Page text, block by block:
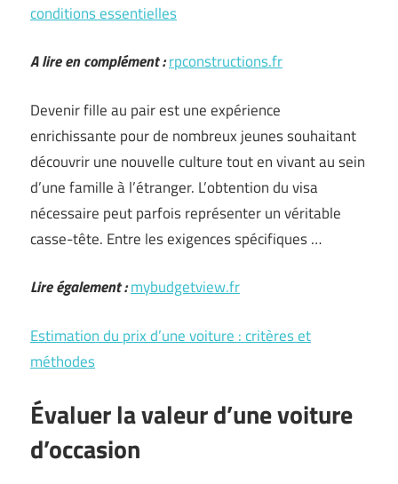
conditions essentielles
A lire en complément :rpconstructions.fr
Devenir fille au pair est une expérience
enrichissante pour de nombreux jeunes souhaitant
découvrir une nouvelle culture tout en vivant au sein
d’une famille à l’étranger. L’obtention du visa
nécessaire peut parfois représenter un véritable
casse-tête. Entre les exigences spécifiques …
Lire également :mybudgetview.fr
Estimation du prix d’une voiture : critères et
méthodes
Évaluer la valeur d’une voiture
d’occasion